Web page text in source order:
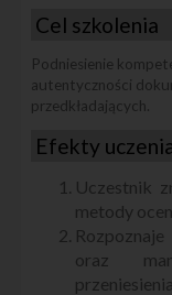
Cel szkolenia
Podniesienie
autentyczności
przedkładających.
Efekty
Uczestnik
metody
oraz